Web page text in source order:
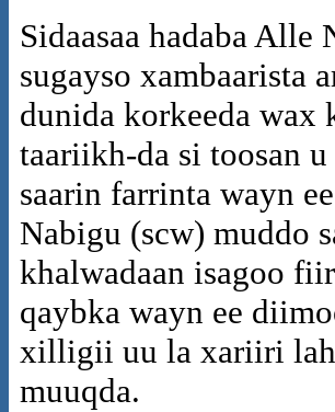
Sidaasaa hadaba
sugayso xambaarista
dunida korkeeda wax
taariikh-da si toosan
saarin farrinta wayn
Nabigu (scw) muddo
khalwadaan isagoo
qaybka wayn ee
xilligii uu la xariiri
muuqda.